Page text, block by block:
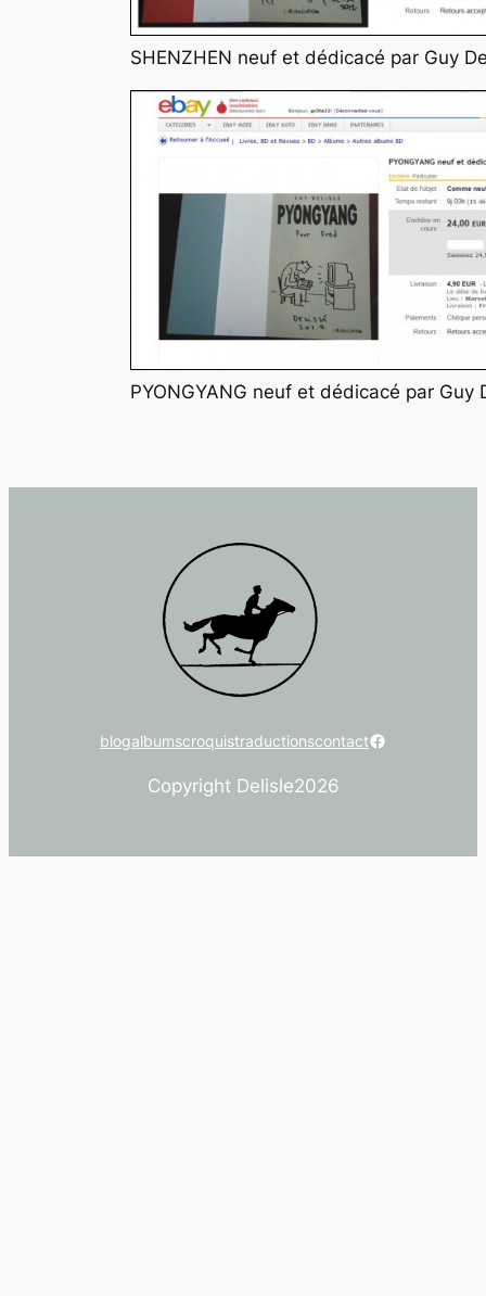
SHENZHEN neuf et dédicacé par Guy
PYONGYANG neuf et dédicacé par Guy
blogalbumscroquistraductionscontactFacebook
Copyright Delisle2026